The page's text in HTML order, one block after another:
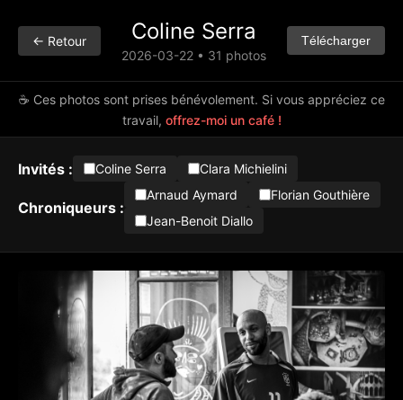
← Retour Coline Serra
2026-03-22 • 31 photos
Télécharger
☕ Ces photos sont prises bénévolement. Si vous appréciez ce
travail, offrez-moi un café !
Invités : Coline Serra Clara Michielini
Chroniqueurs :
Arnaud Aymard
Florian Gouthière
Jean-Benoit Diallo